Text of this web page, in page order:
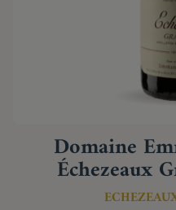
Domaine
Échezeaux